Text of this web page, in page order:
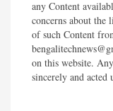
any Content
concerns about the
of such Content
on this website.
sincerely and acted